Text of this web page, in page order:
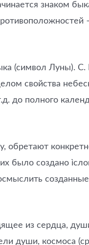
знаком
(символ Луны). С.
свойства
до полного
обретают
было создано
из сердца,
души, космоса